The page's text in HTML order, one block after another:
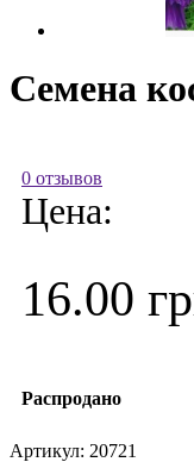
Семена
0 отзывов
Цена:
16.00
Распродано
Артикул: 20721